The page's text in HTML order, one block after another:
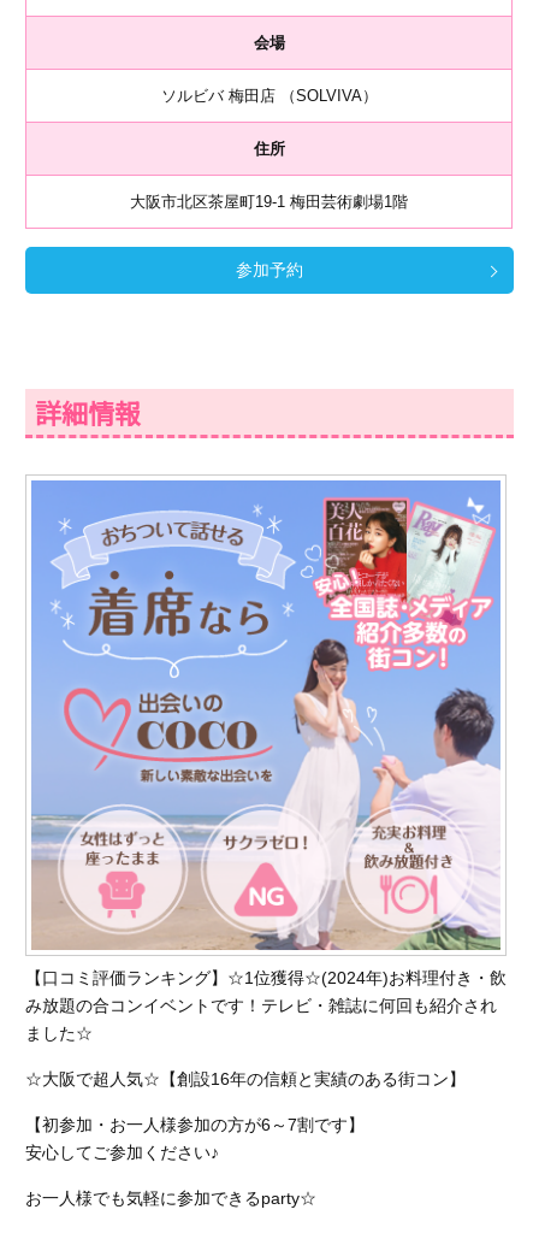
会場
ソルビバ 梅田店 （SOLVIVA）
住所
大阪市北区茶屋町19-1 梅田芸術劇場1階
参加予約
詳細情報
【口コミ評価ランキング】☆1位獲得☆(2024年)お料理付き・飲
み放題の合コンイベントです！テレビ・雑誌に何回も紹介され
ました☆
☆大阪で超人気☆【創設16年の信頼と実績のある街コン】
【初参加・お一人様参加の方が6～7割です】
安心してご参加ください♪
お一人様でも気軽に参加できるparty☆